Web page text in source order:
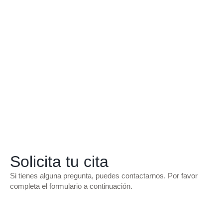
Solicita tu cita
Si tienes alguna pregunta, puedes contactarnos. Por favor
completa el formulario a continuación.